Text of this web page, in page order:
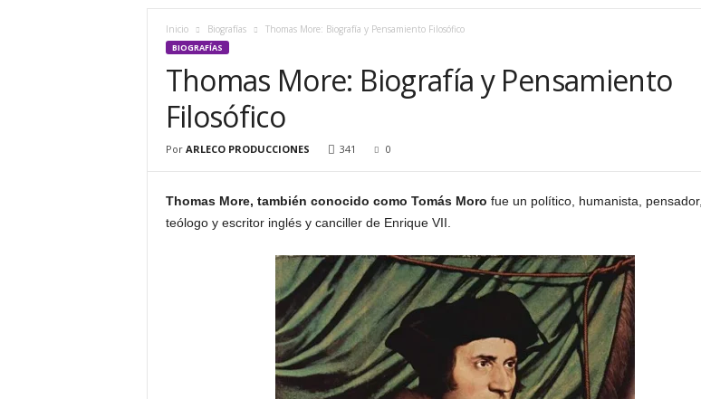
Inicio Biografías Thomas More: Biografía y Pensamiento Filosófico
BIOGRAFÍAS
Thomas More: Biografía y Pensamiento
Filosófico
Por ARLECO PRODUCCIONES 341 0
Thomas More, también conocido como Tomás Moro fue un político, humanista, pensador,
teólogo y escritor inglés y canciller de Enrique VII.